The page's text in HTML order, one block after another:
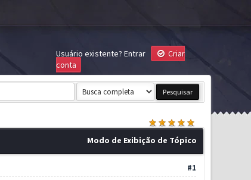
Usuário existente? Entrar
Criar
conta
Modo de Exibição de Tópico
#1